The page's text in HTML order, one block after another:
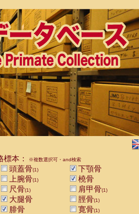
標本： ※複数選択可・and検索
頭蓋骨(1)
下顎骨
上腕骨(1)
橈骨
尺骨(1) 肩甲骨(1)
大腿骨 脛骨(1)
腓骨 寛骨(1)